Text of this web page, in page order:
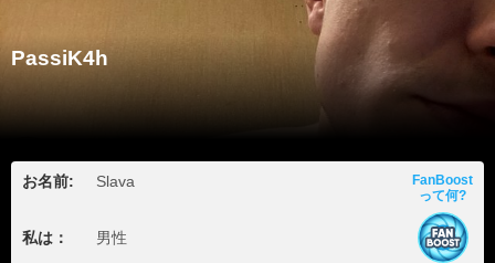
PassiK4h
お名前: Slava
私は： 男性
FanBoost
って何?